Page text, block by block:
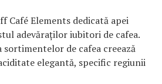
Café Elements dedicată apei
adevăraților iubitori de cafea.
sortimentelor de cafea creează
elegantă, specific regiunii